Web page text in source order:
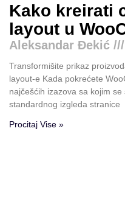
Kako kreirati
layout u
Aleksandar Đekić
Transformišite prikaz
layout-e Kada pokrećete
najčešćih izazova sa kojim
standardnog izgleda stranice
Procitaj Vise »